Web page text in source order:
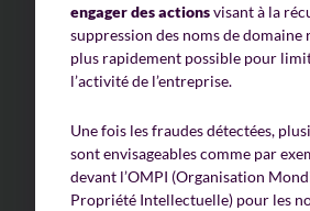
engager des actionsvisant à la
suppression des noms de domaine
plus rapidement possible pour
l’activité de l’entreprise.
Une fois les fraudes détectées,
sont envisageables comme par
devant l’OMPI (Organisation
Propriété Intellectuelle) pour les